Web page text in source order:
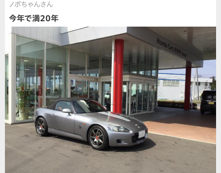
ノボちゃんさん
今年で満20年